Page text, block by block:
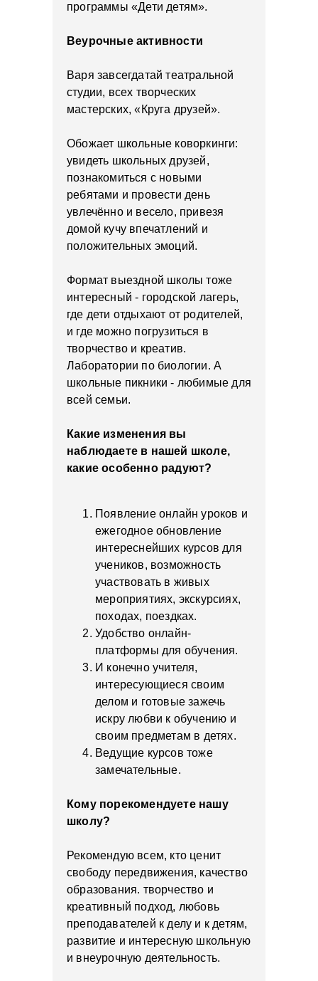
программы «Дети детям».
Веурочные активности
Варя завсегдатай театральной
студии, всех творческих
мастерских, «Круга друзей».
Обожает школьные коворкинги:
увидеть школьных друзей,
познакомиться с новыми
ребятами и провести день
увлечённо и весело, привезя
домой кучу впечатлений и
положительных эмоций.
Формат выездной школы тоже
интересный - городской лагерь,
где дети отдыхают от родителей,
и где можно погрузиться в
творчество и креатив.
Лаборатории по биологии. А
школьные пикники - любимые для
всей семьи.
Какие изменения вы
наблюдаете в нашей школе,
какие особенно радуют?
Появление онлайн уроков и
ежегодное обновление
интереснейших курсов для
учеников, возможность
участвовать в живых
мероприятиях, экскурсиях,
походах, поездках.
Удобство онлайн-
платформы для обучения.
И конечно учителя,
интересующиеся своим
делом и готовые зажечь
искру любви к обучению и
своим предметам в детях.
Ведущие курсов тоже
замечательные.
Кому порекомендуете нашу
школу?
Рекомендую всем, кто ценит
свободу передвижения, качество
образования. творчество и
креативный подход, любовь
преподавателей к делу и к детям,
развитие и интересную школьную
и внеурочную деятельность.